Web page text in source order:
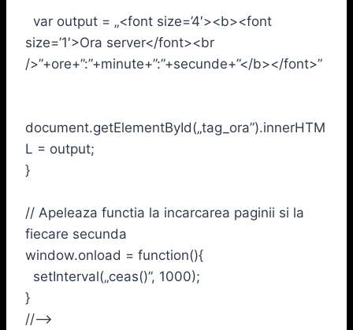
var output = „<font size=’4′><b><font
size=’1′>Ora server</font><br
/>”+ore+”:”+minute+”:”+secunde+”</b></font>”
document.getElementById(„tag_ora”).innerHTM
L = output;
}
// Apeleaza functia la incarcarea paginii si la
fiecare secunda
window.onload = function(){
setInterval(„ceas()”, 1000);
}
//–>